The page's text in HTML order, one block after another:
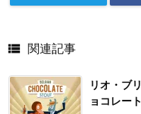
 関連記事
リオ・ブ
ョコレー